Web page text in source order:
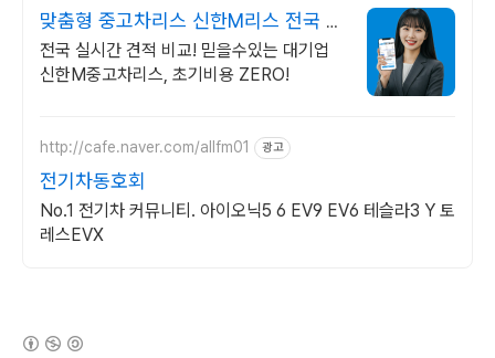
맞춤형 중고차리스 신한M리스 전국 중
고차리스 실시간 견적
전국 실시간 견적 비교! 믿을수있는 대기업
신한M중고차리스, 초기비용 ZERO!
http://cafe.naver.com/allfm01 광고
전기차동호회
No.1 전기차 커뮤니티. 아이오닉5 6 EV9 EV6 테슬라3 Y 토
레스EVX